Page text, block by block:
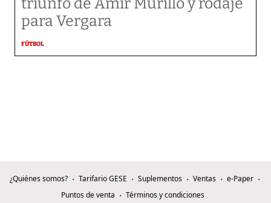
triunfo de Amir Murillo y rodaje
para Vergara
FÚTBOL
¿Quiénes somos? Tarifario GESE Suplementos Ventas
e-Paper
Puntos de venta
Términos y condiciones